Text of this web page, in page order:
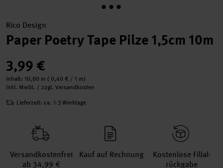
Rico Design
Paper Poetry Tape Pilze 1,5cm 10m
3,99 €
Inhalt: 10,00 m ( 0,40 € / 1 m)
inkl. MwSt. / zzgl. Versandkosten
Lieferzeit: ca. 1-3 Werktage
Versand­kosten­frei
ab 34,99 €
Kauf auf Rechnung
Kosten­lose Filial­
rückgabe